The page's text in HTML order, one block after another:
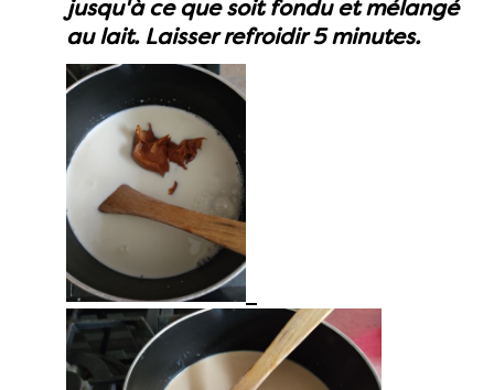
jusqu'à ce que soit fondu et mélangé
au lait. Laisser refroidir 5 minutes.